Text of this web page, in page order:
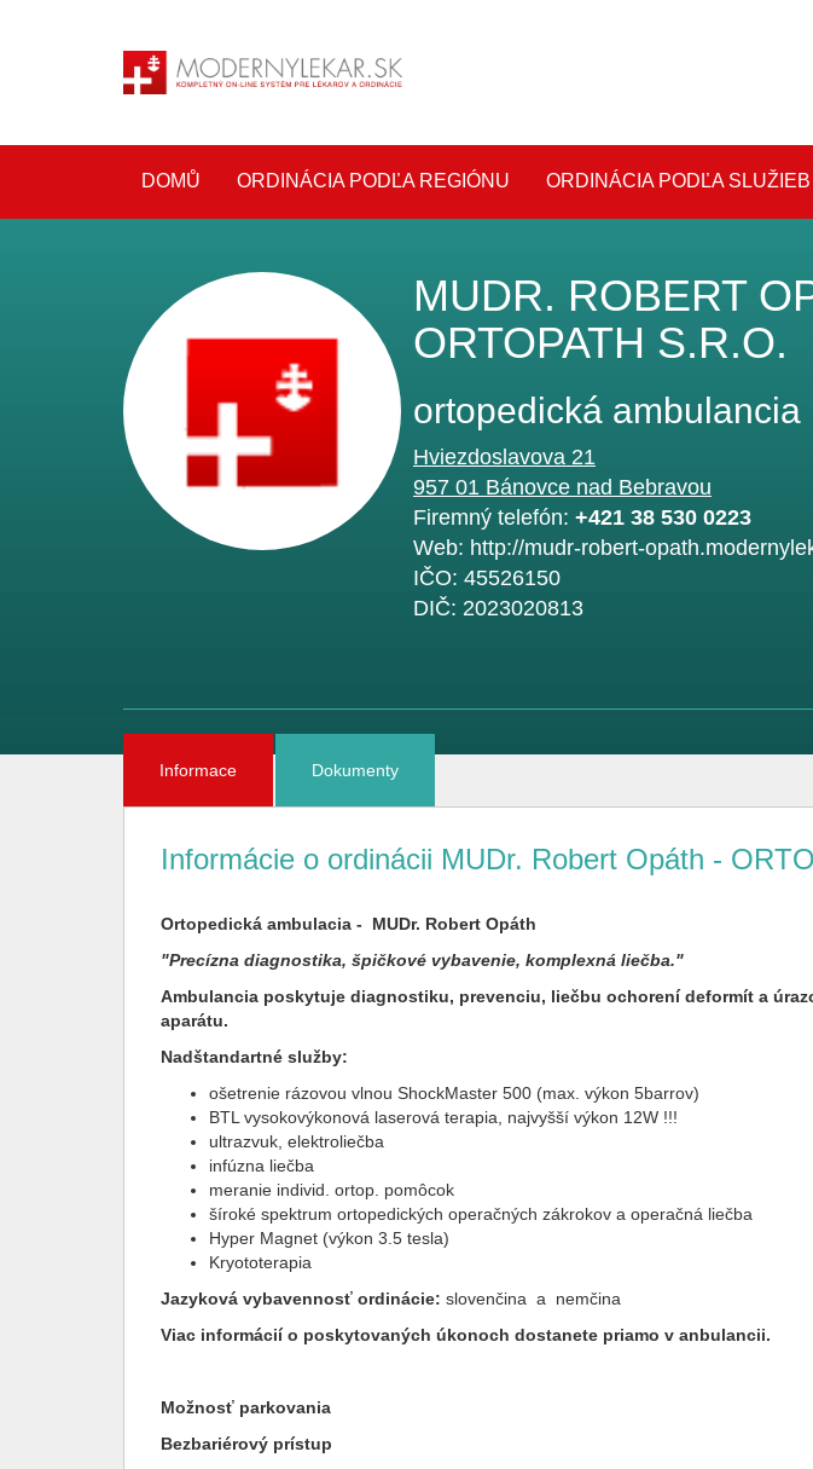
DOMŮ ORDINÁCIA PODĽA REGIÓNU ORDINÁCIA PODĽA SLUŽIEB
MUDR. ROBERT
ORTOPATH S.R.O.
ortopedická ambulancia
Hviezdoslavova 21
957 01 Bánovce nad Bebravou
Firemný telefón: +421 38 530 0223
Web: http://mudr-robert-
IČO: 45526150
DIČ: 2023020813
Informace Dokumenty
Informácie o ordinácii MUDr. Robert Opáth -
Ortopedická ambulacia - MUDr. Robert Opáth
"Precízna diagnostika, špičkové vybavenie, komplexná liečba."
Ambulancia poskytuje diagnostiku, prevenciu, liečbu ochorení deformít a
aparátu.
Nadštandartné služby:
ošetrenie rázovou vlnou ShockMaster 500 (max. výkon 5barrov)
BTL vysokovýkonová laserová terapia, najvyšší výkon 12W !!!
ultrazvuk, elektroliečba
infúzna liečba
meranie individ. ortop. pomôcok
šíroké spektrum ortopedických operačných zákrokov a operačná liečba
Hyper Magnet (výkon 3.5 tesla)
Kryototerapia
Jazyková vybavennosť ordinácie: slovenčina a nemčina
Viac informácií o poskytovaných úkonoch dostanete priamo v anbulancii.
Možnosť parkovania
Bezbariérový prístup